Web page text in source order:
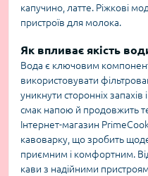
капучино, латте. Ріжкові
пристроїв для молока.
Як впливає якість
Вода є ключовим
використовувати
уникнути сторонніх
смак напою й продовжить
Інтернет-магазин
кавоварку, що зробить
приємним і комфортним.
кави з надійними